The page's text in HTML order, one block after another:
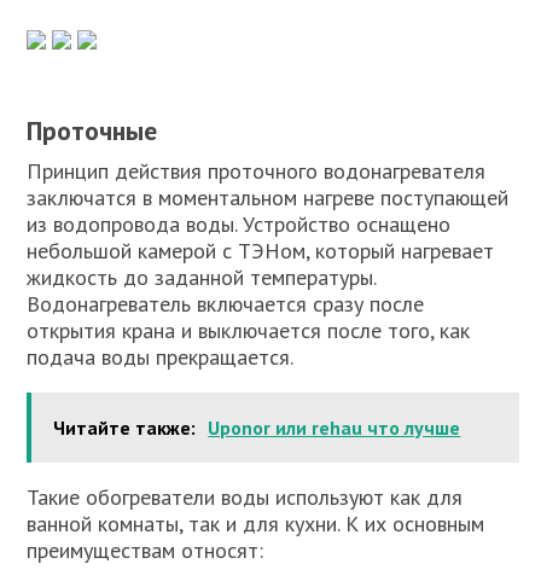
Проточные
Принцип действия проточного водонагревателя
заключатся в моментальном нагреве поступающей
из водопровода воды. Устройство оснащено
небольшой камерой с ТЭНом, который нагревает
жидкость до заданной температуры.
Водонагреватель включается сразу после
открытия крана и выключается после того, как
подача воды прекращается.
Читайте также: Uponor или rehau что лучше
Такие обогреватели воды используют как для
ванной комнаты, так и для кухни. К их основным
преимуществам относят: